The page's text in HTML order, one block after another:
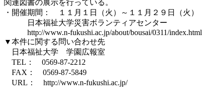
関連図書の展示を行っている。
・開催期間： １１月１日（火）～１１月２９日（火）
日本福祉大学災害ボランティアセンター
http://www.n-fukushi.ac.jp/about/bousai/0311/index.html
▼本件に関する問い合わせ先
日本福祉大学 学園広報室
TEL： 0569-87-2212
FAX： 0569-87-5849
URL： http://www.n-fukushi.ac.jp/